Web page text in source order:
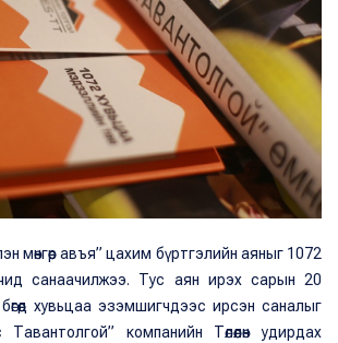
мөнгөөр авъя” цахим бүртгэлийн аяныг 1072
санаачилжээ. Тус аян ирэх сарын 20
хувьцаа эзэмшигчдээс ирсэн саналыг
компанийн Төлөөлөн удирдах